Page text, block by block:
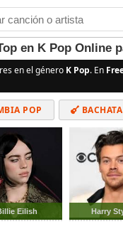
en K Pop Online
en el género K Pop. En
POP BACHATA
ALTERNATIVO
Eilish Harry